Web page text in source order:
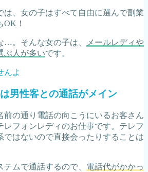
は、女の子はすべて自由に選んで副業
OK！
…。そんな女の子は、
メールレディや
ぶ人が多いです。
んよ
男性客との通話がメイン
前の通り電話の向こうにいるお客さん
レフォンレディのお仕事です。テレフ
ではないので直接会ったりすることは
ムで通話するので、 電話代がかかっ